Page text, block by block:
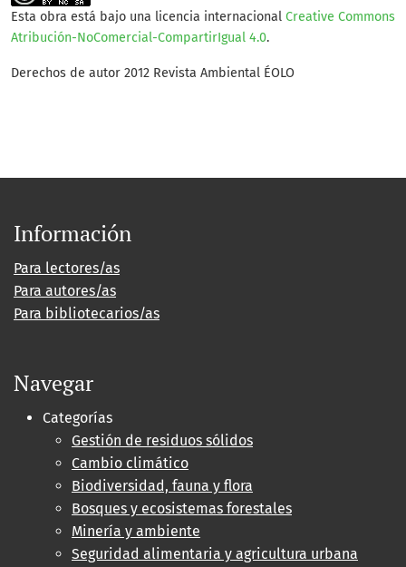
Esta obra está bajo una licencia internacional Creative Commons
Atribución-NoComercial-CompartirIgual 4.0.
Derechos de autor 2012 Revista Ambiental ÉOLO
Información
Para lectores/as
Para autores/as
Para bibliotecarios/as
Navegar
Categorías
Gestión de residuos sólidos
Cambio climático
Biodiversidad, fauna y flora
Bosques y ecosistemas forestales
Minería y ambiente
Seguridad alimentaria y agricultura urbana